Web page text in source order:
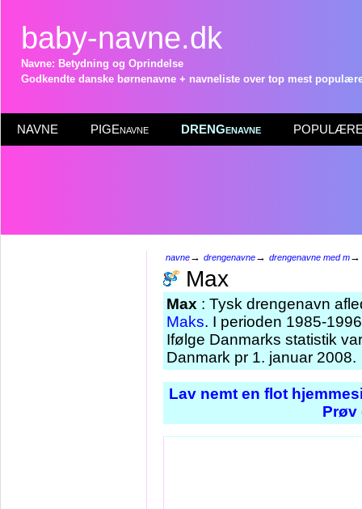
baby-navne.dk
Navne: Betydning og Oprindelse
Godkendte danske børnenavne + navneliste over top mest
NAVNE PIGEnavne DRENGenavne POPULÆRE
navne→ drengenavne→ drengenavne med m
Max
Max : Tysk drengenavn
Maks. I perioden 1985-
Ifølge Danmarks statistik
Danmark pr 1. januar 2008.
Lav nemt en flot
Prøv